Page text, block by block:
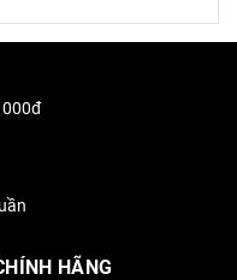
HÃNG